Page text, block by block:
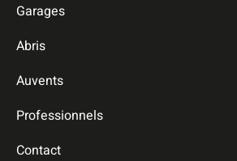
Garages
Abris
Auvents
Professionnels
Contact